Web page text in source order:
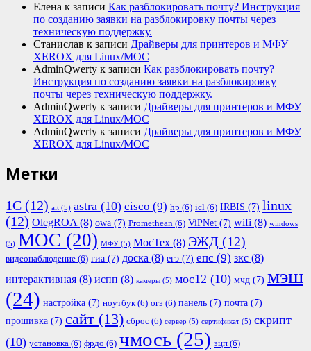
Елена к записи Как разблокировать почту? Инструкция
по созданию заявки на разблокировку почты через
техническую поддержку.
Станислав к записи Драйверы для принтеров и МФУ
XEROX для Linux/МОС
AdminQwerty к записи Как разблокировать почту?
Инструкция по созданию заявки на разблокировку
почты через техническую поддержку.
AdminQwerty к записи Драйверы для принтеров и МФУ
XEROX для Linux/МОС
AdminQwerty к записи Драйверы для принтеров и МФУ
XEROX для Linux/МОС
Метки
1С (12) alt (5) astra (10) cisco (9) hp (6) icl (6) IRBIS (7) linux
(12) OlegROA (8) owa (7) Promethean (6) ViPNet (7) wifi (8) windows
(5) МОС (20) МФУ (5) МосТех (8) ЭЖД (12)
видеонаблюдение (6) гиа (7) доска (8) егэ (7) епс (9) зкс (8)
интерактивная (8) испп (8) камеры (5) мос12 (10) мчд (7) мэш
(24) настройка (7) ноутбук(6) огэ (6) панель (7) почта (7)
прошивка (7) сайт (13) сброс (6) сервер (5) сертификат (5) скрипт
(10) установка (6) фрдо (6) чмось (25) эцп (6)